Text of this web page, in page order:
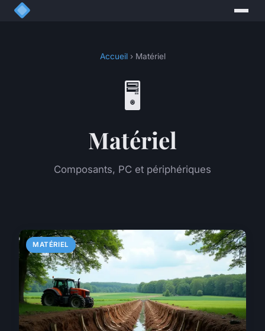
Accueil› Matériel
🖥️
Matériel
Composants, PC et périphériques
MATÉRIEL